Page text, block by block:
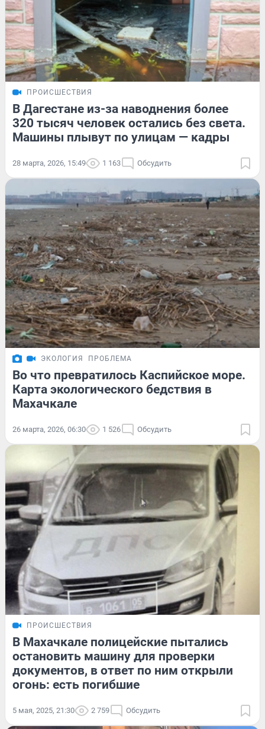
ПРОИСШЕСТВИЯ
В Дагестане из-за наводнения более
320 тысяч человек остались без света.
Машины плывут по улицам — кадры
28 марта, 2026, 15:49 1 163 Обсудить
ЭКОЛОГИЯ ПРОБЛЕМА
Во что превратилось Каспийское море.
Карта экологического бедствия в
Махачкале
26 марта, 2026, 06:30 1 526 Обсудить
ПРОИСШЕСТВИЯ
В Махачкале полицейские пытались
остановить машину для проверки
документов, в ответ по ним открыли
огонь: есть погибшие
5 мая, 2025, 21:30 2 759 Обсудить